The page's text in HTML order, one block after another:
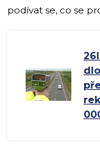
podívat se, co se